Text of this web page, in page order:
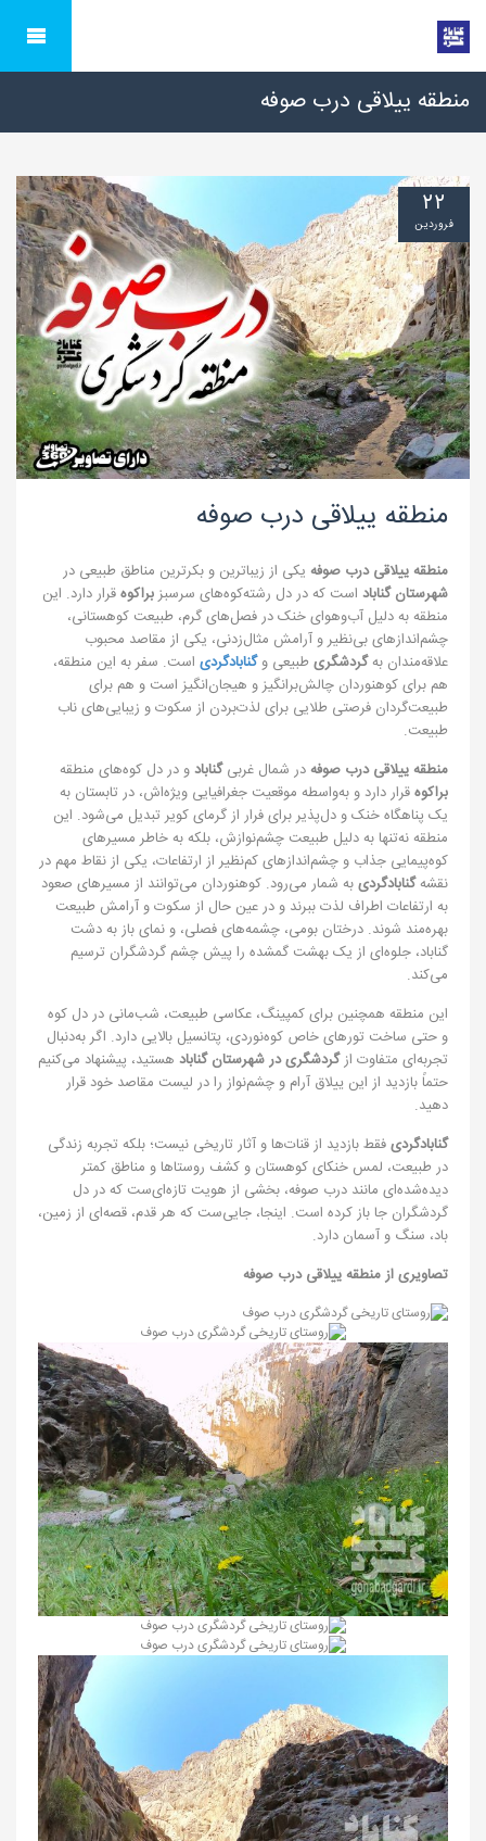
منطقه ییلاقی درب صوفه
منطقه ییلاقی درب صوفه
منطقه ییلاقی درب صوفه یکی از زیباترین و بکرترین مناطق طبیعی در
شهرستان گناباد است که در دل رشته‌کوه‌های سرسبزبراکوهقرار دارد. این
منطقه به دلیل آب‌وهوای خنک در فصل‌های گرم، طبیعت کوهستانی،
چشم‌اندازهای بی‌نظیر و آرامش مثال‌زدنی، یکی از مقاصد محبوب
علاقه‌مندان بهگردشگری طبیعی وگنابادگردی است. سفر به این منطقه،
هم برای کوهنوردان چالش‌برانگیز و هیجان‌انگیز است و هم برای
طبیعت‌گردان فرصتی طلایی برای لذت‌بردن از سکوت و زیبایی‌های ناب
طبیعت.
منطقه ییلاقی درب صوفهدر شمال غربیگنابادو در دل کوه‌های منطقه
براکوهقرار دارد و به‌واسطه موقعیت جغرافیایی ویژه‌اش، در تابستان به
یک پناهگاه خنک و دل‌پذیر برای فرار از گرمای کویر تبدیل می‌شود. این
منطقه نه‌تنها به دلیل طبیعت چشم‌نوازش، بلکه به خاطر مسیرهای
کوه‌پیمایی جذاب و چشم‌اندازهای کم‌نظیر از ارتفاعات، یکی از نقاط مهم در
نقشهگنابادگردیبه شمار می‌رود. کوهنوردان می‌توانند از مسیرهای صعود
به ارتفاعات اطراف لذت ببرند و در عین حال از سکوت و آرامش طبیعت
بهره‌مند شوند. درختان بومی، چشمه‌های فصلی، و نمای باز به دشت
گناباد، جلوه‌ای از یک بهشت گمشده را پیش چشم گردشگران ترسیم
می‌کند.
این منطقه همچنین برای کمپینگ، عکاسی طبیعت، شب‌مانی در دل کوه
و حتی ساخت تورهای خاص کوه‌نوردی، پتانسیل بالایی دارد. اگر به‌دنبال
تجربه‌ای متفاوت ازگردشگری در شهرستان گناباد هستید، پیشنهاد می‌کنیم
حتماً بازدید از این ییلاق آرام و چشم‌نواز را در لیست مقاصد خود قرار
دهید.
گنابادگردیفقط بازدید از قنات‌ها و آثار تاریخی نیست؛ بلکه تجربه زندگی
در طبیعت، لمس خنکای کوهستان و کشف روستاها و مناطق کمتر
دیده‌شده‌ای مانند درب صوفه، بخشی از هویت تازه‌ای‌ست که در دل
گردشگران جا باز کرده است. اینجا، جایی‌ست که هر قدم، قصه‌ای از زمین،
باد، سنگ و آسمان دارد.
تصاویری از منطقه ییلاقی درب صوفه
۲۲
فروردین